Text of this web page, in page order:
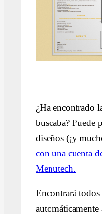
¿Ha encontrado
buscaba? Puede
diseños (¡y
con una cuenta
Menutech.
Encontrará todos
automáticamente